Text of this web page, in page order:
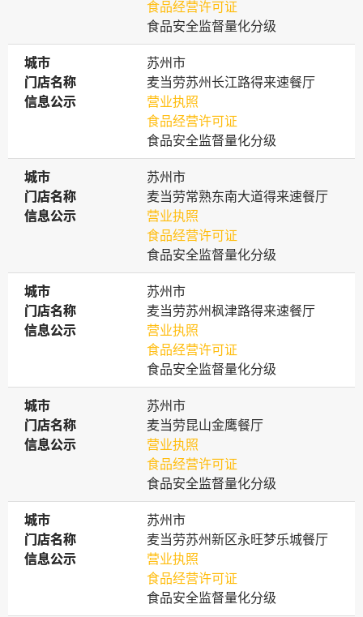
食品经营许可证
食品安全监督量化分级
城市
城市
苏州市
门店名称
门店名称
麦当劳苏州长江路得来速餐厅
信息公示
信息公示
营业执照
食品经营许可证
食品安全监督量化分级
城市
城市
苏州市
门店名称
门店名称
麦当劳常熟东南大道得来速餐厅
信息公示
信息公示
营业执照
食品经营许可证
食品安全监督量化分级
城市
城市
苏州市
门店名称
门店名称
麦当劳苏州枫津路得来速餐厅
信息公示
信息公示
营业执照
食品经营许可证
食品安全监督量化分级
城市
城市
苏州市
门店名称
门店名称
麦当劳昆山金鹰餐厅
信息公示
信息公示
营业执照
食品经营许可证
食品安全监督量化分级
城市
城市
苏州市
门店名称
门店名称
麦当劳苏州新区永旺梦乐城餐厅
信息公示
信息公示
营业执照
食品经营许可证
食品安全监督量化分级